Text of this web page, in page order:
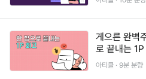
게으른 완벽
로 끝내는
릿)
아티클 · 9분 분량